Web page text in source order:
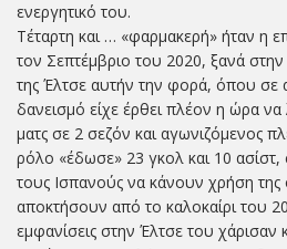
ενεργητικό του.
Τέταρτη και … «φαρμακερή» ήταν η
τον Σεπτέμβριο του 2020, ξανά
της Έλτσε αυτήν την φορά, όπου σε
δανεισμό είχε έρθει πλέον η ώρα
ματς σε 2 σεζόν και αγωνιζόμενος
ρόλο «έδωσε» 23 γκολ και 10 ασίστ,
τους Ισπανούς να κάνουν χρήση της
αποκτήσουν από το καλοκαίρι του
εμφανίσεις στην Έλτσε του χάρισαν